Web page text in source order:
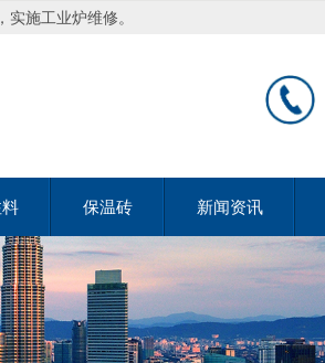
施工业炉维修。
保温砖 新闻资讯